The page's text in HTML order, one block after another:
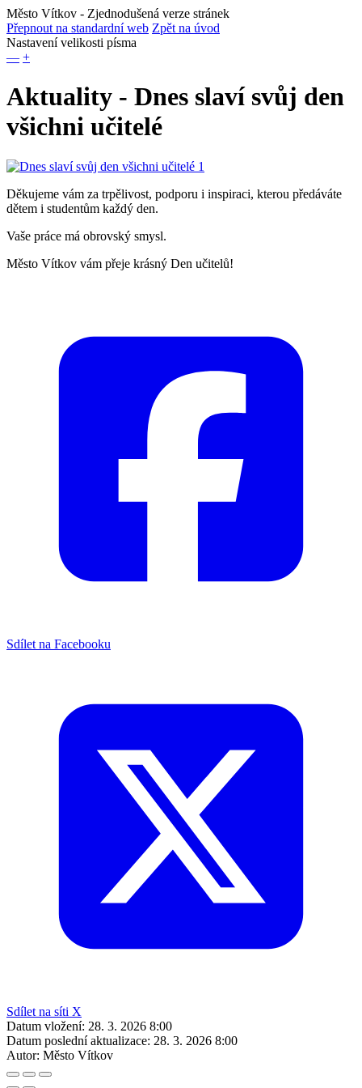
Město Vítkov - Zjednodušená verze stránek
Přepnout na standardní web Zpět na úvod
Nastavení velikosti písma
— +
Aktuality - Dnes slaví svůj den
všichni učitelé
Děkujeme vám za trpělivost, podporu i inspiraci, kterou předáváte
dětem i studentům každý den.
Vaše práce má obrovský smysl.
Město Vítkov vám přeje krásný Den učitelů!
Sdílet na Facebooku
Sdílet na síti X
Datum vložení: 28. 3. 2026 8:00
Datum poslední aktualizace: 28. 3. 2026 8:00
Autor: Město Vítkov